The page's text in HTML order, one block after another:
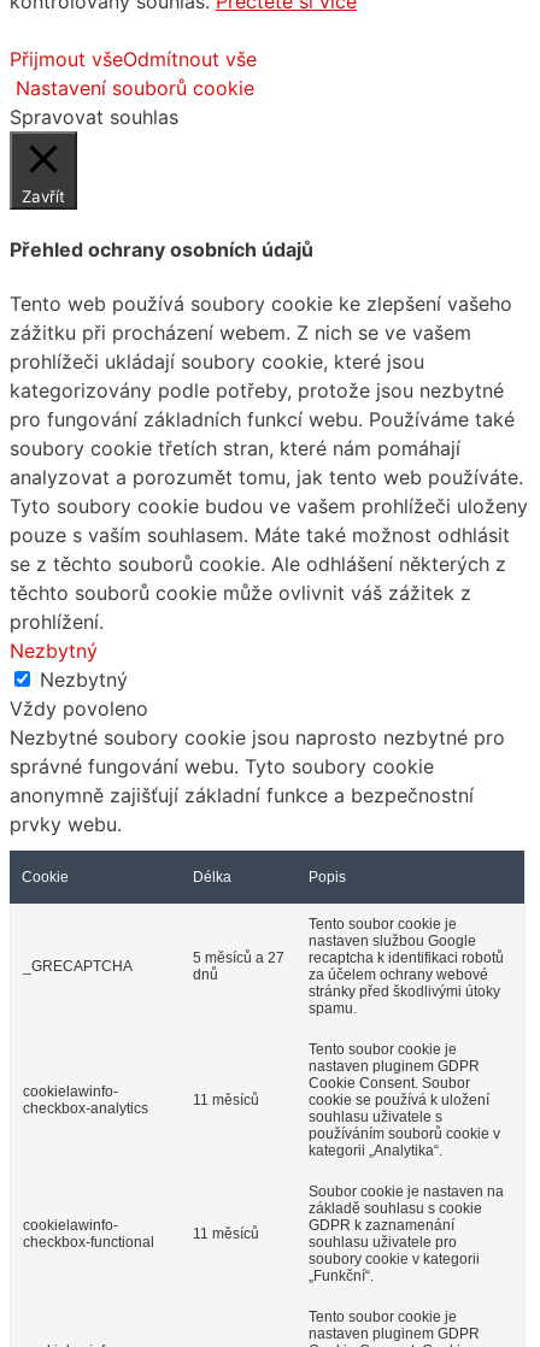
Přijmout všeOdmítnout vše
Nastavení souborů cookie
Spravovat souhlas
Zavřít
Přehled ochrany osobních údajů
Tento web používá soubory cookie ke zlepšení vašeho
zážitku při procházení webem. Z nich se ve vašem
prohlížeči ukládají soubory cookie, které jsou
kategorizovány podle potřeby, protože jsou nezbytné
pro fungování základních funkcí webu. Používáme také
soubory cookie třetích stran, které nám pomáhají
analyzovat a porozumět tomu, jak tento web používáte.
Tyto soubory cookie budou ve vašem prohlížeči uloženy
pouze s vaším souhlasem. Máte také možnost odhlásit
se z těchto souborů cookie. Ale odhlášení některých z
těchto souborů cookie může ovlivnit váš zážitek z
prohlížení.
Nezbytný
Nezbytný
Vždy povoleno
Nezbytné soubory cookie jsou naprosto nezbytné pro
správné fungování webu. Tyto soubory cookie
anonymně zajišťují základní funkce a bezpečnostní
prvky webu.
Cookie Délka Popis
_GRECAPTCHA
5 měsíců a 27
dnů
Tento soubor cookie je
nastaven službou Google
recaptcha k identifikaci robotů
za účelem ochrany webové
stránky před škodlivými útoky
spamu.
cookielawinfo-
checkbox-analytics
11 měsíců
Tento soubor cookie je
nastaven pluginem GDPR
Cookie Consent. Soubor
cookie se používá k uložení
souhlasu uživatele s
používáním souborů cookie v
kategorii „Analytika“.
cookielawinfo-
checkbox-functional
11 měsíců
Soubor cookie je nastaven na
základě souhlasu s cookie
GDPR k zaznamenání
souhlasu uživatele pro
soubory cookie v kategorii
„Funkční“.
Tento soubor cookie je
nastaven pluginem GDPR